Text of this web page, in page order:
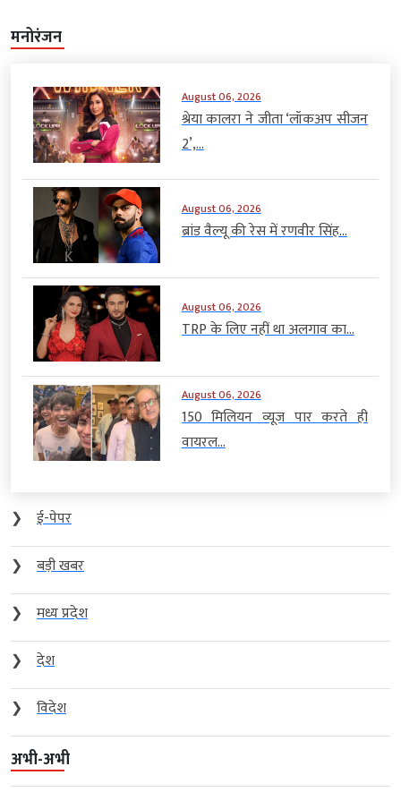
मनोरंजन
August 06, 2026
श्रेया कालरा ने जीता ‘लॉकअप सीजन
2’,...
August 06, 2026
ब्रांड वैल्यू की रेस में रणवीर सिंह...
August 06, 2026
TRP के लिए नहीं था अलगाव का...
August 06, 2026
150 मिलियन व्यूज पार करते ही
वायरल...
❯
ई-पेपर
❯
बड़ी खबर
❯
मध्य प्रदेश
❯
देश
❯
विदेश
अभी-अभी